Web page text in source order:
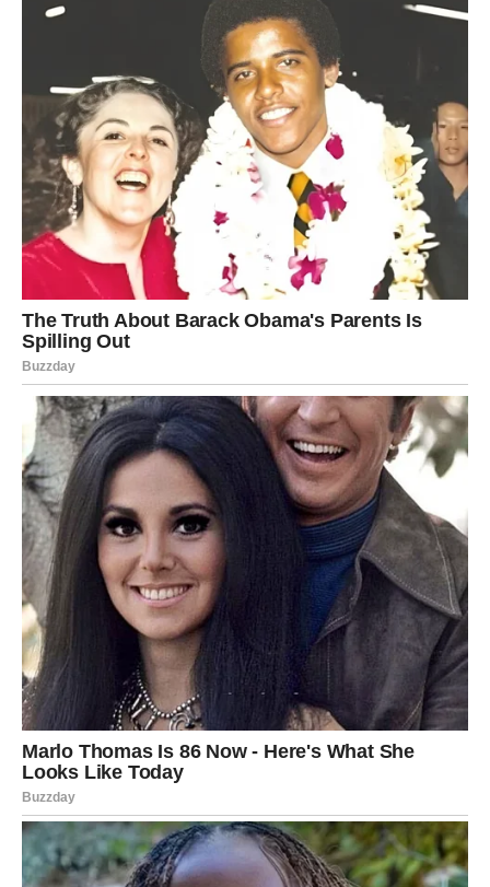
svet počinje da ga vidi na isti način.
ŠKORPIJA – Transformacija koja donosi
sreću kakvu nisi mogao ni da zamisliš
Škorpija je znak koji se menja kroz život više puta. Ti si
prošao kroz padove koji bi mnoge slomili – ali si svaki put
ustao jači.
Sada dolazi nagrada za tu snagu.
Ulaziš u fazu potpune transformacije – ali ovaj put ona
nije bolna. Ona je oslobađajuća. Kao da skidaš stare
slojeve i konačno postaješ ono što jesi.
U ljubavi, ovo je vreme kada dolazi neko ko te razume na
dubokom nivou. Nema maski, nema igara – samo iskrena,
snažna emocija koja te pokreće.
Za neke Škorpije ovo može biti i povratak osobe iz
prošlosti – ali u potpuno drugačijem svetlu. Ovaj put bez
bola, bez nesigurnosti.
Na poslovnom planu, dolazi prilika koja menja tvoju
finansijsku situaciju. Možda nešto što nisi ni očekivao.
Najvažnije –počinješ da veruješ sebi više nego ikada
I tada počinje prava magija.